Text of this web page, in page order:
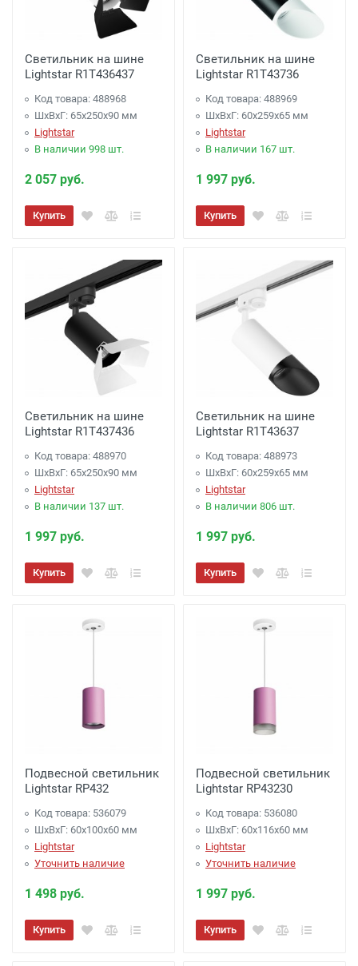
Светильник на шине
Lightstar R1T436437
Код товара: 488968
ШхВхГ: 65x250x90 мм
Lightstar
В наличии 998 шт.
2 057 руб.
Купить
Светильник на шине
Lightstar R1T43736
Код товара: 488969
ШхВхГ: 60x259x65 мм
Lightstar
В наличии 167 шт.
1 997 руб.
Купить
Светильник на шине
Lightstar R1T437436
Код товара: 488970
ШхВхГ: 65x250x90 мм
Lightstar
В наличии 137 шт.
1 997 руб.
Купить
Светильник на шине
Lightstar R1T43637
Код товара: 488973
ШхВхГ: 60x259x65 мм
Lightstar
В наличии 806 шт.
1 997 руб.
Купить
Подвесной светильник
Lightstar RP432
Код товара: 536079
ШхВхГ: 60x100x60 мм
Lightstar
Уточнить наличие
1 498 руб.
Купить
Подвесной светильник
Lightstar RP43230
Код товара: 536080
ШхВхГ: 60x116x60 мм
Lightstar
Уточнить наличие
1 997 руб.
Купить